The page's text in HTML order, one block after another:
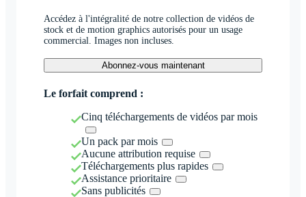
Accédez à l'intégralité de notre collection de vidéos de
stock et de motion graphics autorisés pour un usage
commercial. Images non incluses.
Abonnez-vous maintenant
Le forfait comprend :
Cinq téléchargements de vidéos par mois
Un pack par mois
Aucune attribution requise
Téléchargements plus rapides
Assistance prioritaire
Sans publicités